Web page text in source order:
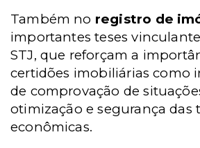
Também no registro de
importantes teses
STJ, que reforçam a
certidões imobiliárias como
de comprovação de
otimização e segurança das
econômicas.